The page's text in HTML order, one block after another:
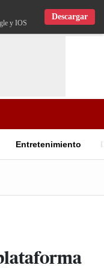
y IOS
Descargar
Entretenimiento